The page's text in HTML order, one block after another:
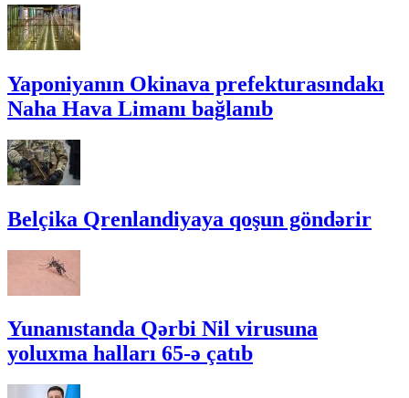
Yaponiyanın Okinava prefekturasındakı
Naha Hava Limanı bağlanıb
Belçika Qrenlandiyaya qoşun göndərir
Yunanıstanda Qərbi Nil virusuna
yoluxma halları 65-ə çatıb